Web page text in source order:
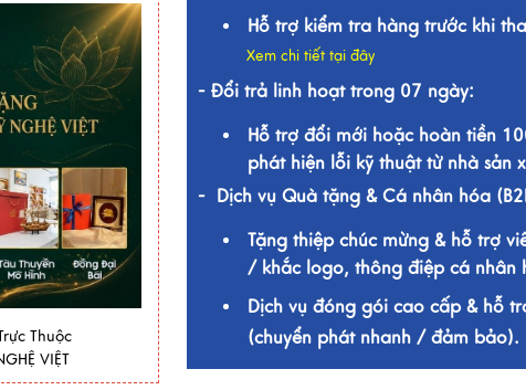
Thuộc
VIỆT
Hỗ trợ kiểm tra hàng trước khi
Xem chi tiết tại đây
- Đổi trả linh hoạt trong 07 ngày:
Hỗ trợ đổi mới hoặc hoàn tiền
phát hiện lỗi kỹ thuật từ nhà sản
- Dịch vụ Quà tặng & Cá nhân hóa
Tặng thiệp chúc mừng & hỗ trợ
/ khắc logo, thông điệp cá nhân
Dịch vụ đóng gói cao cấp & hỗ
(chuyển phát nhanh / đảm bảo).